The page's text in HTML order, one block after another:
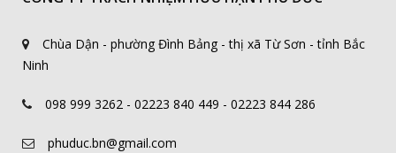
Chùa Dận - phường Đình Bảng - thị xã Từ Sơn - tỉnh Bắc
Ninh
098 999 3262 - 02223 840 449 - 02223 844 286
phuduc.bn@gmail.com